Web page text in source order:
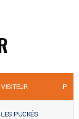
VISITEUR P
LES PUCKÉS